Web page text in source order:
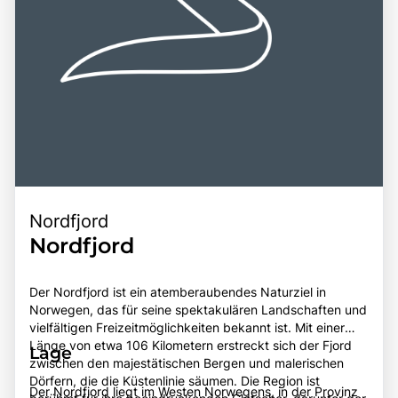
Nordfjord
Nordfjord
Der Nordfjord ist ein atemberaubendes Naturziel in
Norwegen, das für seine spektakulären Landschaften und
vielfältigen Freizeitmöglichkeiten bekannt ist. Mit einer
Länge von etwa 106 Kilometern erstreckt sich der Fjord
zwischen den majestätischen Bergen und malerischen
Dörfern, die die Küstenlinie säumen. Die Region ist
Lage
Der Nordfjord liegt im Westen Norwegens, in der Provinz